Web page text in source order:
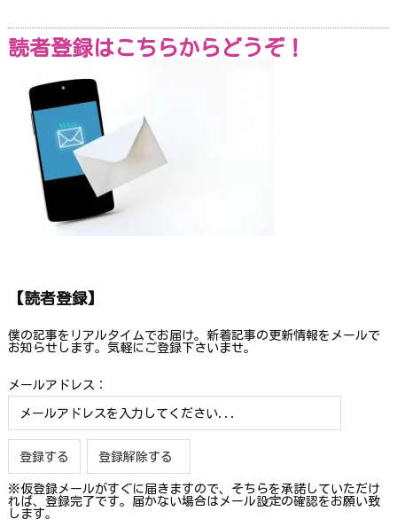
読者登録はこちらからどうぞ！
【読者登録】
僕の記事をリアルタイムでお届け。新着記事の更新情報をメールで
お知らせします。気軽にご登録下さいませ。
メールアドレス：
※仮登録メールがすぐに届きますので、そちらを承諾していただけ
れば、登録完了です。届かない場合はメール設定の確認をお願い致
します。